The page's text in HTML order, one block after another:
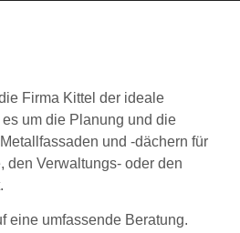
Firma Kittel der ideale
um die Planung und die
und -dächern für
den Verwaltungs- oder den
eine umfassende Beratung.